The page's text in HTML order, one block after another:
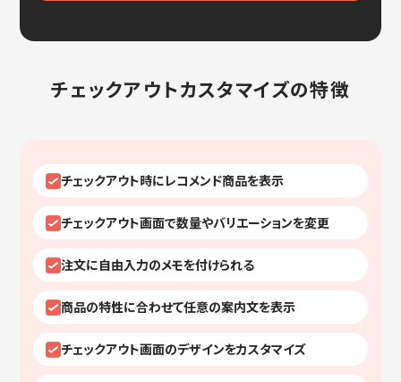
チェックアウトカスタマイズの特徴
チェックアウト時にレコメンド商品を表示
チェックアウト画面で数量やバリエーションを変更
注文に自由入力のメモを付けられる
商品の特性に合わせて任意の案内文を表示
チェックアウト画面のデザインをカスタマイズ